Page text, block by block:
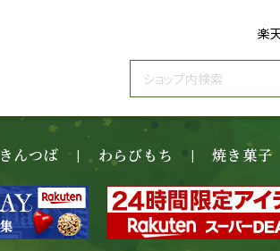
楽
きんつば わらびもち 焼き菓子